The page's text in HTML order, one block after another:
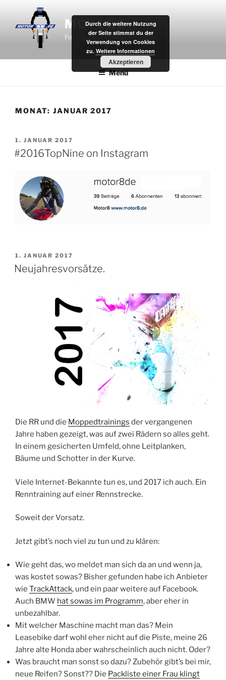
springen
MOTOR8
For the Best Times Outdoors.
Menü
MONAT: JANUAR 2017
VERÖFFENTLICHT
AM
1. JANUAR 2017
#2016TopNine on Instagram
VERÖFFENTLICHT
AM
1. JANUAR 2017
Neujahresvorsätze.
Die RR und die Moppedtrainings der vergangenen
Jahre haben gezeigt, was auf zwei Rädern so alles geht.
In einem gesicherten Umfeld, ohne Leitplanken,
Bäume und Schotter in der Kurve.
Viele Internet-Bekannte tun es, und 2017 ich auch. Ein
Renntraining auf einer Rennstrecke.
Soweit der Vorsatz.
Jetzt gibt’s noch viel zu tun und zu klären:
Wie geht das, wo meldet man sich da an und wenn ja,
was kostet sowas? Bisher gefunden habe ich Anbieter
wie TrackAttack, und ein paar weitere auf Facebook.
Auch BMW hat sowas im Programm, aber eher in
unbezahlbar.
Mit welcher Maschine macht man das? Mein
Leasebike darf wohl eher nicht auf die Piste, meine 26
Jahre alte Honda aber wahrscheinlich auch nicht. Oder?
Was braucht man sonst so dazu? Zubehör gibt’s bei mir,
neue Reifen? Sonst?? Die Packliste einer Frau klingt
Durch die weitere Nutzung
der Seite stimmst du der
Verwendung von Cookies
zu. Weitere Informationen
Akzeptieren